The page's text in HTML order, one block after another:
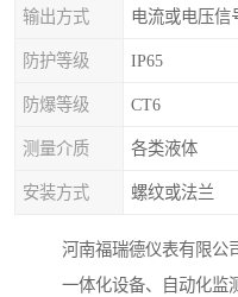
输出方式 电流或电压信
防护等级 IP65
防爆等级 CT6
测量介质 各类液体
安装方式 螺纹或法兰
河南福瑞德仪表有限公
一体化设备、自动化监